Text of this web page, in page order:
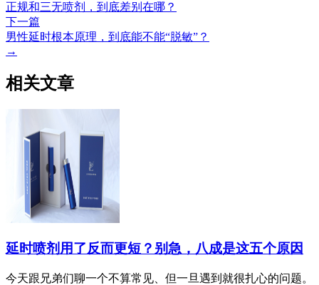
正规和三无喷剂，到底差别在哪？
下一篇
男性延时根本原理，到底能不能“脱敏”？
→
相关文章
延时喷剂用了反而更短？别急，八成是这五个原因
今天跟兄弟们聊一个不算常见、但一旦遇到就很扎心的问题。